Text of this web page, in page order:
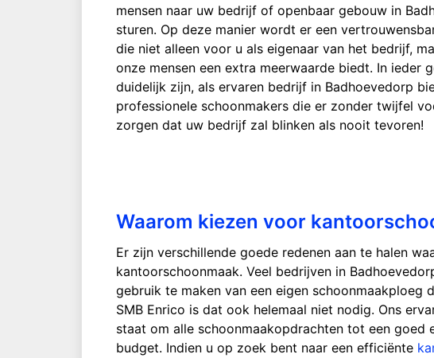
mensen naar uw bedrijf of openbaar gebouw in
sturen. Op deze manier wordt er een
die niet alleen voor u als eigenaar van het bedrijf,
onze mensen een extra meerwaarde biedt. In ieder
duidelijk zijn, als ervaren bedrijf in Badhoevedorp
professionele schoonmakers die er zonder twijfel
zorgen dat uw bedrijf zal blinken als nooit tevoren!
Waarom kiezen voor
Er zijn verschillende goede redenen aan te halen
kantoorschoonmaak. Veel bedrijven in
gebruik te maken van een eigen
SMB Enrico is dat ook helemaal niet nodig. Ons
staat om alle schoonmaakopdrachten tot een
budget. Indien u op zoek bent naar een efficiënte